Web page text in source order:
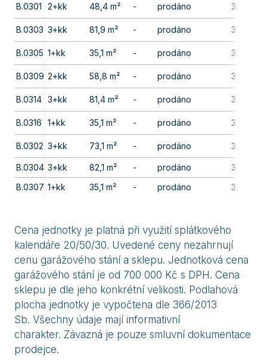
B.0301 2+kk 48,4 m² - prodáno 3. np
B.0303 3+kk 81,9 m² - prodáno 3. np
B.0305 1+kk 35,1 m² - prodáno 3. np
B.0309 2+kk 58,8 m² - prodáno 3. np
B.0314 3+kk 81,4 m² - prodáno 3. np
B.0316 1+kk 35,1 m² - prodáno 3. np
B.0302 3+kk 73,1 m² - prodáno 3. np
B.0304 3+kk 82,1 m² - prodáno 3. np
B.0307 1+kk 35,1 m² - prodáno 3. np
Cena jednotky je platná při využití splátkového
kalendáře 20/50/30. Uvedené ceny nezahrnují
cenu garážového stání a sklepu. Jednotková cena
garážového stání je od 700 000 Kč s DPH. Cena
sklepu je dle jeho konkrétní velikosti. Podlahová
plocha jednotky je vypočtena dle 366/2013
Sb. Všechny údaje mají informativní
charakter. Závazná je pouze smluvní dokumentace
prodejce.